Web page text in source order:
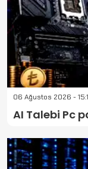
06 Ağustos 2026 -
AI Talebi Pc